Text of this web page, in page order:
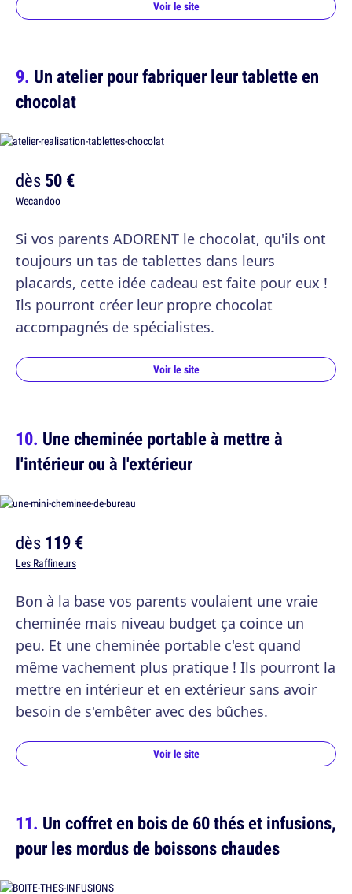
Voir le site
Un atelier pour fabriquer leur tablette en
chocolat
dès50 €
Wecandoo
Si vos parents ADORENT le chocolat, qu'ils ont
toujours un tas de tablettes dans leurs
placards, cette idée cadeau est faite pour eux !
Ils pourront créer leur propre chocolat
accompagnés de spécialistes.
Voir le site
Une cheminée portable à mettre à
l'intérieur ou à l'extérieur
dès119 €
Les Raffineurs
Bon à la base vos parents voulaient une vraie
cheminée mais niveau budget ça coince un
peu. Et une cheminée portable c'est quand
même vachement plus pratique ! Ils pourront la
mettre en intérieur et en extérieur sans avoir
besoin de s'embêter avec des bûches.
Voir le site
Un coffret en bois de 60 thés et infusions,
pour les mordus de boissons chaudes